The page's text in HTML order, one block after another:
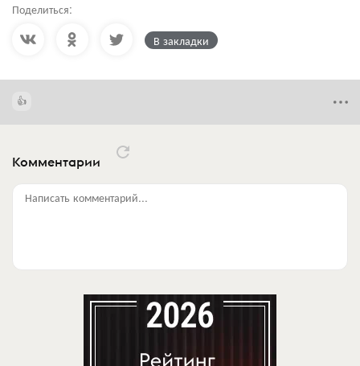
Поделиться:
В закладки
Комментарии
Написать комментарий...